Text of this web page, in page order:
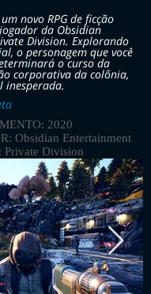
novo RPG de ficção
da Obsidian
Division. Explorando
o personagem que você
o curso da
corporativa da colônia,
inesperada.
2020
Obsidian Entertainment
Division